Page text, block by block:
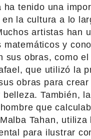
ha tenido una
en la cultura a lo
artistas han
matemáticos y
sus obras, como
que utilizó la
obras para
belleza. También,
que
Tahan, utiliza
para ilustrar